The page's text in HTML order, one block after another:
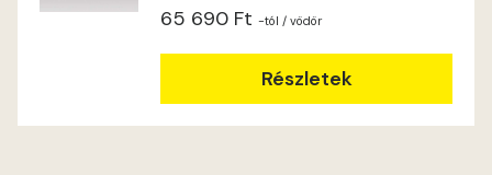
Lilac A
Magnolia A
Magnolia B
65 690 Ft -tól / vödör
Részletek